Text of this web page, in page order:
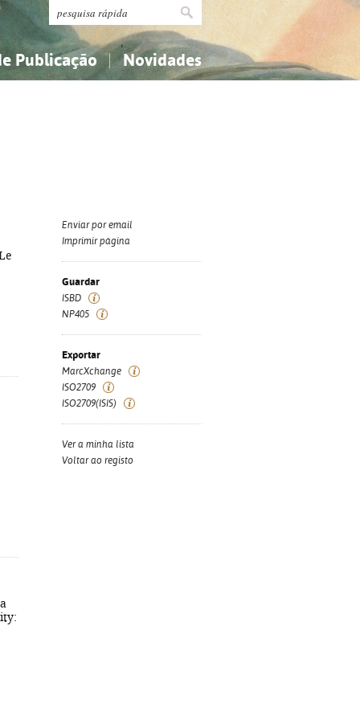
Publicação Novidades
Enviar por email
Imprimir página
Guardar
ISBD
NP405
Exportar
MarcXchange
ISO2709
ISO2709(ISIS)
Ver a minha lista
Voltar ao registo